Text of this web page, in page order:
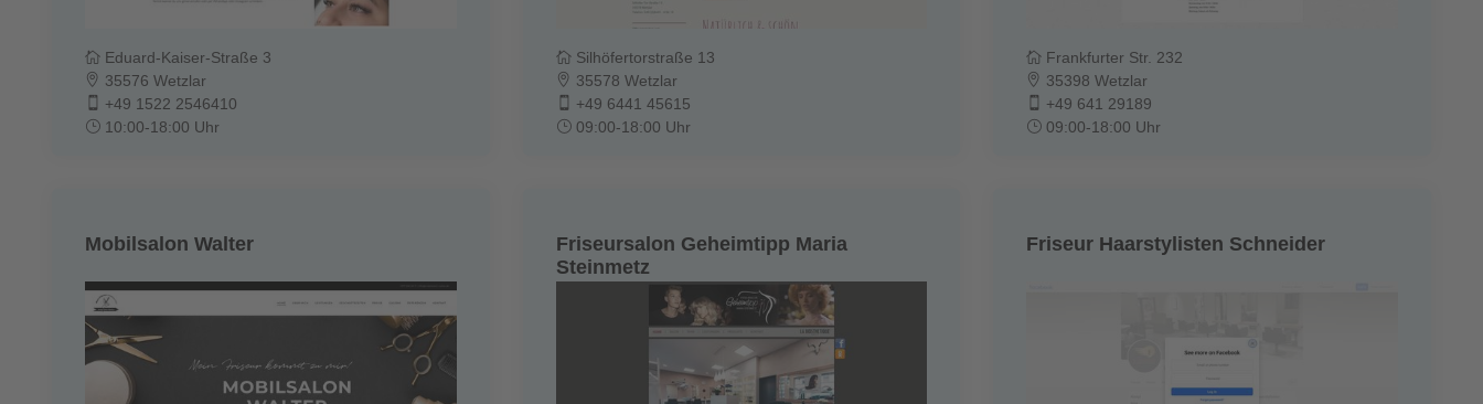
Eduard-Kaiser-Straße 3
35576 Wetzlar
+49 1522 2546410
10:00-18:00 Uhr
Silhöfertorstraße 13
35578 Wetzlar
+49 6441 45615
09:00-18:00 Uhr
Frankfurter Str. 232
35398 Wetzlar
+49 641 29189
09:00-18:00 Uhr
Mobilsalon Walter
Friseursalon Geheimtipp Maria
Steinmetz
Friseur Haarstylisten Schneider